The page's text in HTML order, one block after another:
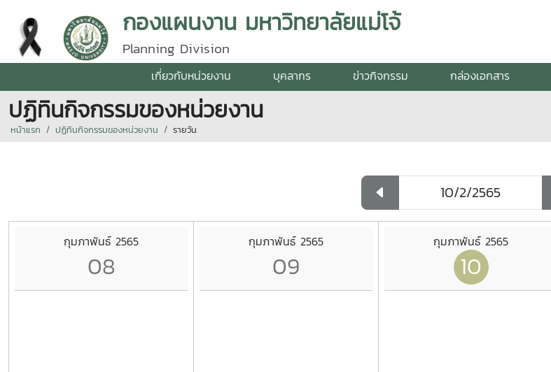
กองแผนงาน มหาวิทยาลัยแม่โจ้
Planning Division
เกี่ยวกับหน่วยงาน บุคลากร ข่าวกิจกรรม กล่องเอกสาร
ปฏิทินกิจกรรมของหน่วยงาน
หน้าแรก ปฏิทินกิจกรรมของหน่วยงาน รายวัน
กุมภาพันธ์ 2565
08
กุมภาพันธ์ 2565
09
กุมภาพันธ์ 2565
10